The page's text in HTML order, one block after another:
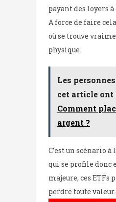
payant des loyers à
A force de faire
où se trouve
physique.
Les
cet article ont
Comment
argent ?
C’est un scénario à
qui se profile donc
majeure, ces ETFs
perdre toute valeur.